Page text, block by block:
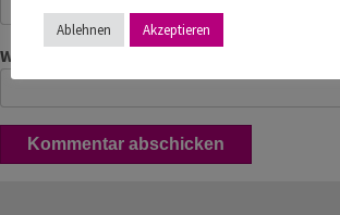
Website
Ablehnen Akzeptieren